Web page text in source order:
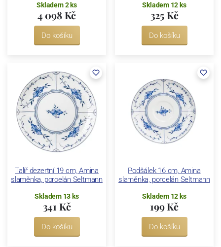
Skladem 2 ks
4 098 Kč
Do košíku
Skladem 12 ks
325 Kč
Do košíku
Talíř dezertní 19 cm, Amina
slaměnka, porcelán Seltmann
Skladem 13 ks
341 Kč
Do košíku
Podšálek 16 cm, Amina
slaměnka, porcelán Seltmann
Skladem 12 ks
199 Kč
Do košíku